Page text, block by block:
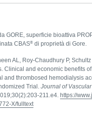
GORE, superficie bioattiva
CBAS® di proprietà di Gore.
AL, Roy-Chaudhury P,
Clinical and economic benefits
and thrombosed hemodialysis
Trial. Journal of
211.e4. https://
X/fulltext